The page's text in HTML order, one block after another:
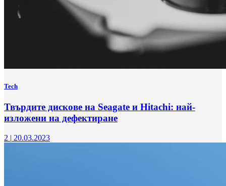
Tech
Твърдите дискове на Seagate и Hitachi: най-
изложени на дефектиране
2 | 20.03.2023